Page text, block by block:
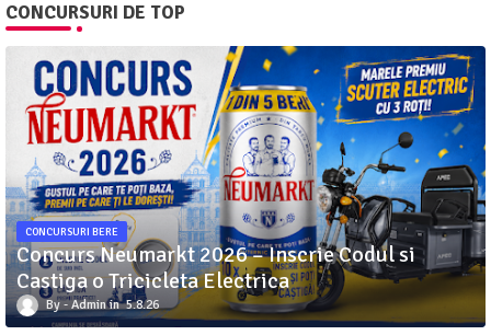
CONCURSURI DE TOP
CONCURSURI BERE
Concurs Neumarkt 2026 – Inscrie Codul si
Castiga o Tricicleta Electrica
Admin 5.8.26